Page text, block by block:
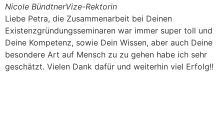
Nicole BündtnerVize-Rektorin
Liebe Petra, die Zusammenarbeit bei Deinen
Existenzgründungsseminaren war immer super toll und
Deine Kompetenz, sowie Dein Wissen, aber auch Deine
besondere Art auf Mensch zu zu gehen habe ich sehr
geschätzt. Vielen Dank dafür und weiterhin viel Erfolg!!